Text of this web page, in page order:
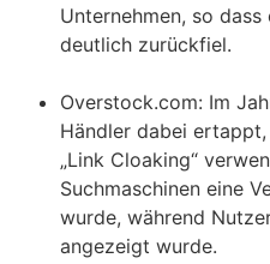
Unternehmen, so
deutlich zurückfiel.
Overstock.com: Im
Händler dabei
„Link Cloaking“
Suchmaschinen eine
wurde, während
angezeigt wurde.